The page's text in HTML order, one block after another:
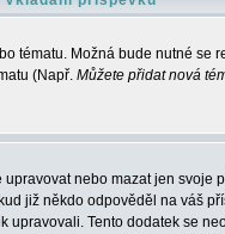
tématu. Možná bude nutné se
(Např. Můžete přidat nová
nebo mazat jen svoje
již někdo odpověděl na váš
upravovali. Tento dodatek se